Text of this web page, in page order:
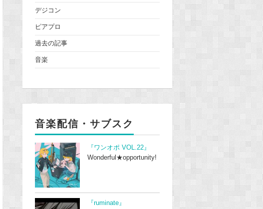
デジコン
ピアプロ
過去の記事
音楽
音楽配信・サブスク
『ワンオポ VOL.22』
Wonderful★opportunity!
『ruminate』